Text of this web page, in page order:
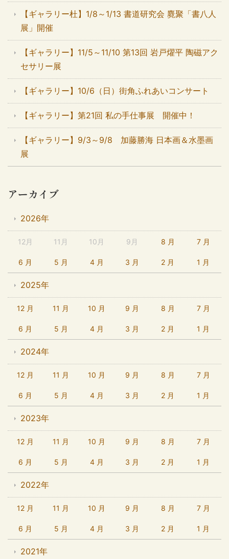
【ギャラリー杜】1/8～1/13 書道研究会 麑聚「書八人
展」開催
【ギャラリー】11/5～11/10 第13回 岩戸燿平 陶磁アク
セサリー展
【ギャラリー】10/6（日）街角ふれあいコンサート
【ギャラリー】第21回 私の手仕事展 開催中！
【ギャラリー】9/3～9/8 加藤勝海 日本画＆水墨画
展
アーカイブ
2026年
12月 11月 10月 9月 8 月 7 月
6 月 5 月 4 月 3 月 2 月 1 月
2025年
12 月 11 月 10 月 9 月 8 月 7 月
6 月 5 月 4 月 3 月 2 月 1 月
2024年
12 月 11 月 10 月 9 月 8 月 7 月
6 月 5 月 4 月 3 月 2 月 1 月
2023年
12 月 11 月 10 月 9 月 8 月 7 月
6 月 5 月 4 月 3 月 2 月 1 月
2022年
12 月 11 月 10 月 9 月 8 月 7 月
6 月 5 月 4 月 3 月 2 月 1 月
2021年